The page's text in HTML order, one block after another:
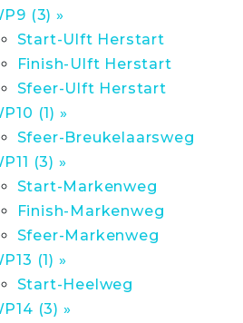
(3) »
Start-Ulft Herstart
Finish-Ulft Herstart
Sfeer-Ulft Herstart
(1) »
Sfeer-Breukelaarsweg
(3) »
Start-Markenweg
Finish-Markenweg
Sfeer-Markenweg
(1) »
Start-Heelweg
(3) »